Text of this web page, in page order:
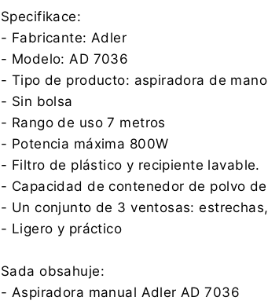
Specifikace:
- Fabricante: Adler
- Modelo: AD 7036
- Tipo de producto: aspiradora de mano
- Sin bolsa
- Rango de uso 7 metros
- Potencia máxima 800W
- Filtro de plástico y recipiente lavable.
- Capacidad de contenedor de polvo de
- Un conjunto de 3 ventosas:
- Ligero y práctico
Sada obsahuje:
- Aspiradora manual Adler AD 7036